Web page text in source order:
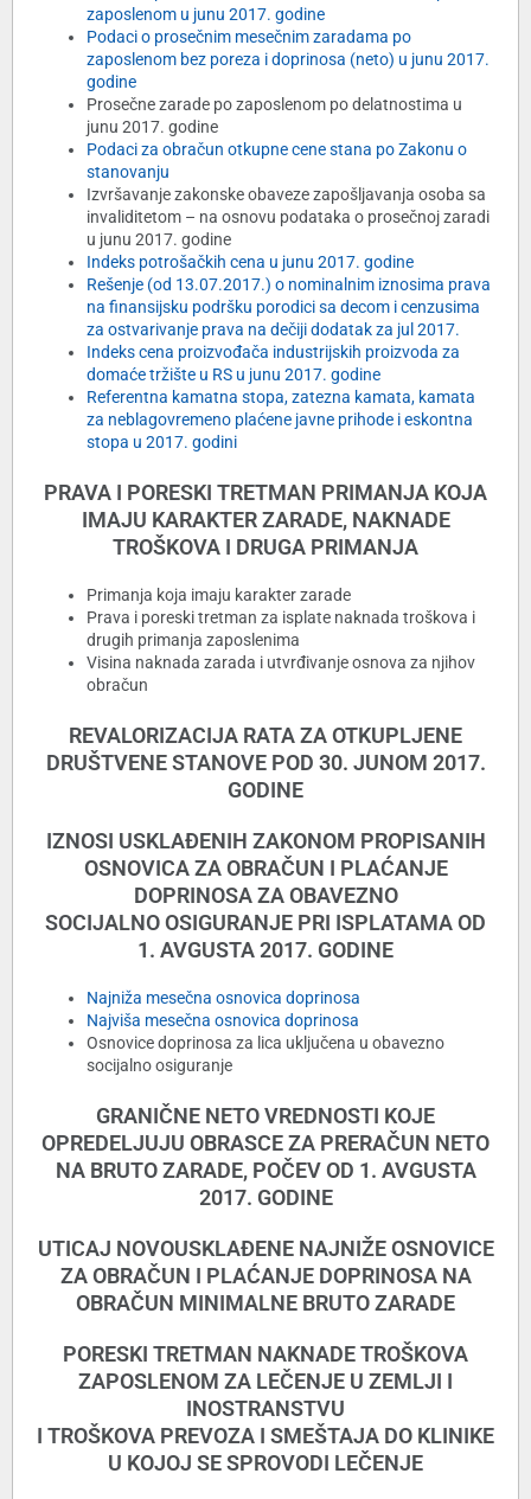
zaposlenom u junu 2017. godine
Podaci o prosečnim mesečnim zaradama po
zaposlenom bez poreza i doprinosa (neto) u junu 2017.
godine
Prosečne zarade po zaposlenom po delatnostima u
junu 2017. godine
Podaci za obračun otkupne cene stana po Zakonu o
stanovanju
Izvršavanje zakonske obaveze zapošljavanja osoba sa
invaliditetom – na osnovu podataka o prosečnoj zaradi
u junu 2017. godine
Indeks potrošačkih cena u junu 2017. godine
Rešenje (od 13.07.2017.) o nominalnim iznosima prava
na finansijsku podršku porodici sa decom i cenzusima
za ostvarivanje prava na dečiji dodatak za jul 2017.
Indeks cena proizvođača industrijskih proizvoda za
domaće tržište u RS u junu 2017. godine
Referentna kamatna stopa, zatezna kamata, kamata
za neblagovremeno plaćene javne prihode i eskontna
stopa u 2017. godini
PRAVA I PORESKI TRETMAN PRIMANJA KOJA
IMAJU KARAKTERZARADE, NAKNADE
TROŠKOVA I DRUGA PRIMANJA
Primanja koja imaju karakter zarade
Prava i poreski tretman za isplate naknada troškova i
drugih primanja zaposlenima
Visina naknada zarada i utvrđivanje osnova za njihov
obračun
REVALORIZACIJA RATA ZA OTKUPLJENE
DRUŠTVENESTANOVE POD 30. JUNOM 2017.
GODINE
IZNOSI USKLAÐENIH ZAKONOM PROPISANIH
OSNOVICAZA OBRAČUN I PLAĆANJE
DOPRINOSA ZA OBAVEZNO
SOCIJALNOOSIGURANJE PRI ISPLATAMA OD
1. AVGUSTA 2017. GODINE
Najniža mesečna osnovica doprinosa
Najviša mesečna osnovica doprinosa
Osnovice doprinosa za lica uključena u obavezno
socijalno osiguranje
GRANIČNE NETO VREDNOSTI KOJE
OPREDELJUJU OBRASCE ZA PRERAČUN NETO
NA BRUTO ZARADE, POČEV OD 1. AVGUSTA
2017. GODINE
UTICAJ NOVOUSKLAÐENE NAJNIŽE OSNOVICE
ZA OBRAČUN I PLAĆANJE DOPRINOSA NA
OBRAČUN MINIMALNE BRUTO ZARADE
PORESKI TRETMAN NAKNADE TROŠKOVA
ZAPOSLENOM ZA LEČENJE U ZEMLJI I
INOSTRANSTVU
I TROŠKOVA PREVOZA I SMEŠTAJA DO KLINIKE
U KOJOJ SE SPROVODI LEČENJE